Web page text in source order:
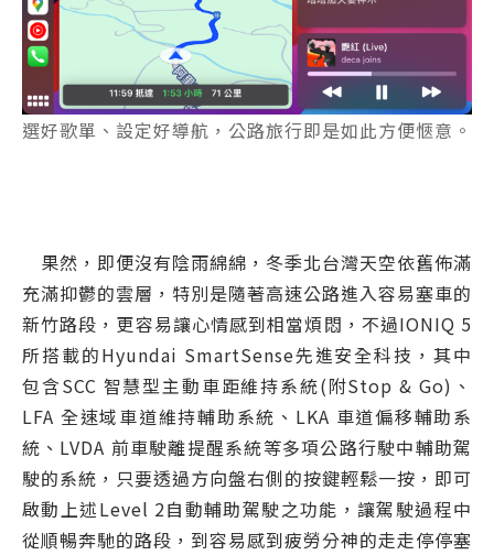
選好歌單、設定好導航，公路旅行即是如此方便愜意。
果然，即便沒有陰雨綿綿，冬季北台灣天空依舊佈滿
充滿抑鬱的雲層，特別是隨著高速公路進入容易塞車的
新竹路段，更容易讓心情感到相當煩悶，不過IONIQ 5
所搭載的Hyundai SmartSense先進安全科技，其中
包含SCC 智慧型主動車距維持系統(附Stop & Go)、
LFA 全速域車道維持輔助系統、LKA 車道偏移輔助系
統、LVDA 前車駛離提醒系統等多項公路行駛中輔助駕
駛的系統，只要透過方向盤右側的按鍵輕鬆一按，即可
啟動上述Level 2自動輔助駕駛之功能，讓駕駛過程中
從順暢奔馳的路段，到容易感到疲勞分神的走走停停塞